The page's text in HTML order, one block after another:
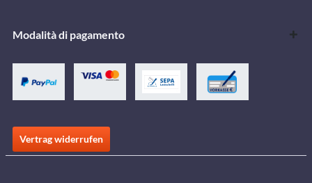
Modalità di pagamento
Vertrag widerrufen